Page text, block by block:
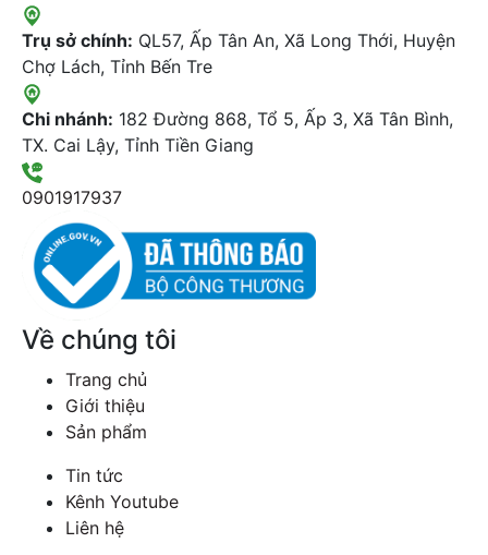
Trụ sở chính: QL57, Ấp Tân An, Xã Long Thới, Huyện
Chợ Lách, Tỉnh Bến Tre
Chi nhánh: 182 Đường 868, Tổ 5, Ấp 3, Xã Tân Bình,
TX. Cai Lậy, Tỉnh Tiền Giang
0901917937
Về chúng tôi
Trang chủ
Giới thiệu
Sản phẩm
Tin tức
Kênh Youtube
Liên hệ